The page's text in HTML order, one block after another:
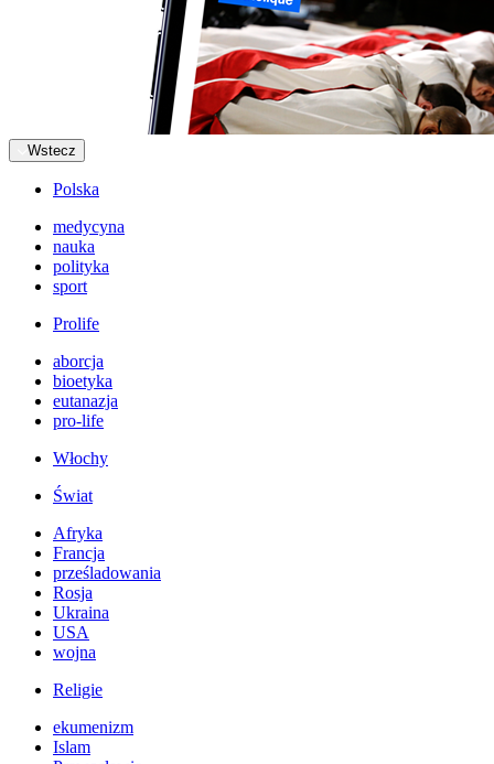
Wstecz
Polska
medycyna
nauka
polityka
sport
Prolife
aborcja
bioetyka
eutanazja
pro-life
Włochy
Świat
Afryka
Francja
prześladowania
Rosja
Ukraina
USA
wojna
Religie
ekumenizm
Islam